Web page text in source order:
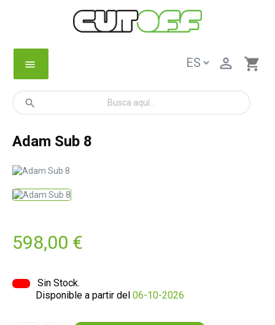
menu shopping_cart

search
Adam Sub 8
598,00 €
Sin Stock.
Disponible a partir del06-10-2026